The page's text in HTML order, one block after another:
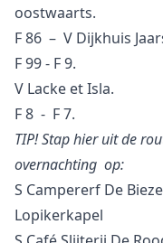
oostwaarts.
F 86 – V Dijkhuis
F 99 - F 9.
V Lacke et Isla.
F 8 - F 7.
TIP! Stap hier uit de
overnachting op:
S Campererf De
Lopikerkapel